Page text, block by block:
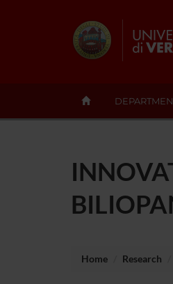
Home Research